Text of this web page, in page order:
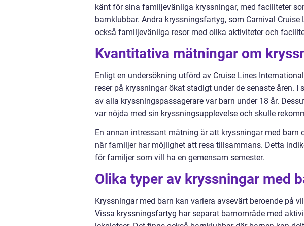
känt för sina familjevänliga kryssningar, med faciliteter
barnklubbar. Andra kryssningsfartyg, som Carnival Cruise
också familjevänliga resor med olika aktiviteter och
Kvantitativa mätningar om
Enligt en undersökning utförd av Cruise Lines
reser på kryssningar ökat stadigt under de senaste åren.
av alla kryssningspassagerare var barn under 18 år.
var nöjda med sin kryssningsupplevelse och skulle
En annan intressant mätning är att kryssningar med
när familjer har möjlighet att resa tillsammans. Detta
för familjer som vill ha en gemensam semester.
Olika typer av kryssningar med
Kryssningar med barn kan variera avsevärt beroende på
Vissa kryssningsfartyg har separat barnområde med